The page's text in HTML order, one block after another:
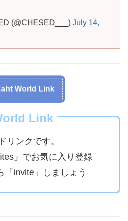
(@CHESED___) July 14,
World Link
Link
リンクです。
」でお気に入り登録
「invite」しましょう